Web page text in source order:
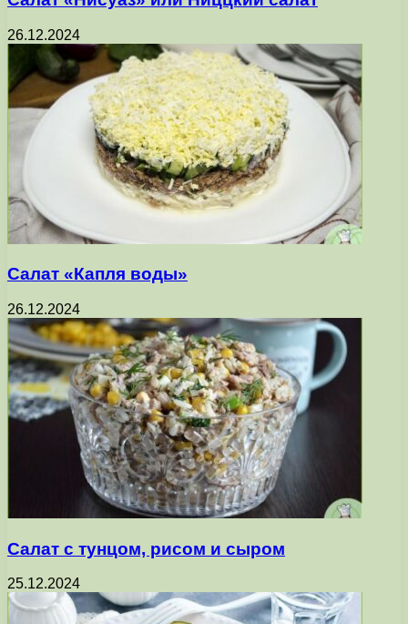
26.12.2024
Салат «Капля воды»
26.12.2024
Салат с тунцом, рисом и сыром
25.12.2024